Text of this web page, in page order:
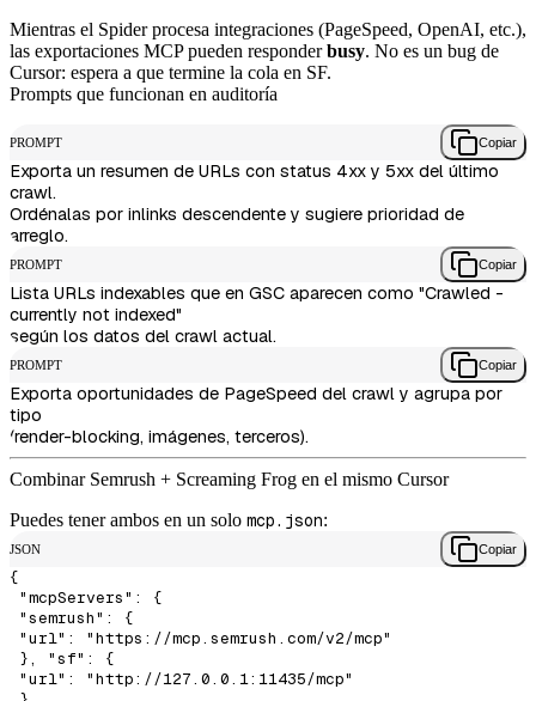
Mientras el Spider procesa integraciones (PageSpeed, OpenAI, etc.),
las exportaciones MCP pueden responderbusy. No es un bug de
Cursor: espera a que termine la cola en SF.
Prompts que funcionan en auditoría
PROMPT Copiar
Exporta un resumen de URLs con status 4xx y 5xx del último
crawl.
Ordénalas por inlinks descendente y sugiere prioridad de
PROMPT Copiar
Lista URLs indexables que en GSC aparecen como "Crawled -
currently not indexed"
PROMPT Copiar
Exporta oportunidades de PageSpeed del crawl y agrupa por
tipo
Combinar Semrush + Screaming Frog en el mismo Cursor
Puedes tener ambos en un solo mcp.json:
JSON Copiar
{